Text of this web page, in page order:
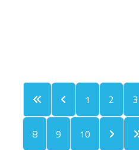
1 2 3
8
9 10